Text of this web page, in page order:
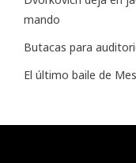
mando
Butacas para
El último baile de